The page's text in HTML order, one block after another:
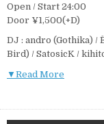
Open / Start 24:00
Door ¥1,500(+D)
DJ : andro (Gothika) /
Bird) / SatosicK /
▼Read More